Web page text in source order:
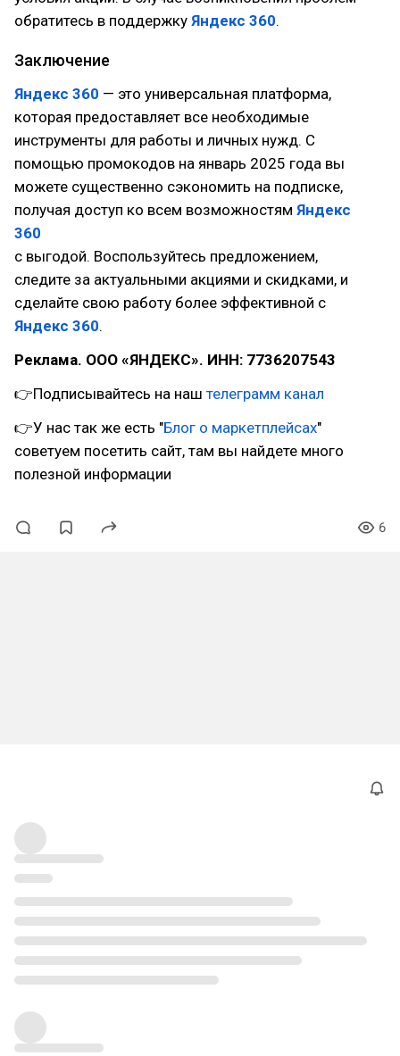
обратитесь в поддержку Яндекс 360.
Заключение
Яндекс 360 — это универсальная платформа,
которая предоставляет все необходимые
инструменты для работы и личных нужд. С
помощью промокодов на январь 2025 года вы
можете существенно сэкономить на подписке,
получая доступ ко всем возможностям Яндекс
360
с выгодой. Воспользуйтесь предложением,
следите за актуальными акциями и скидками, и
сделайте свою работу более эффективной с
Яндекс 360.
Реклама. ООО «ЯНДЕКС». ИНН: 7736207543
👉Подписывайтесь на наш телеграмм канал
👉У нас так же есть "Блог о маркетплейсах"
советуем посетить сайт, там вы найдете много
полезной информации
6